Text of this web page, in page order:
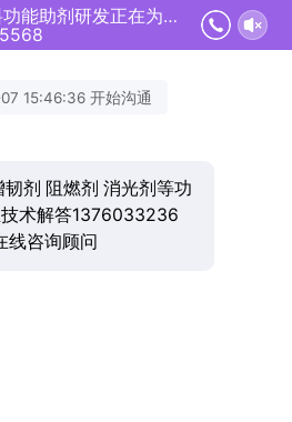
专注塑料功能助剂研发正在为您服务
15:46:36 开始沟通
剂 阻燃剂 消光剂等功
术解答1376033236
线咨询顾问